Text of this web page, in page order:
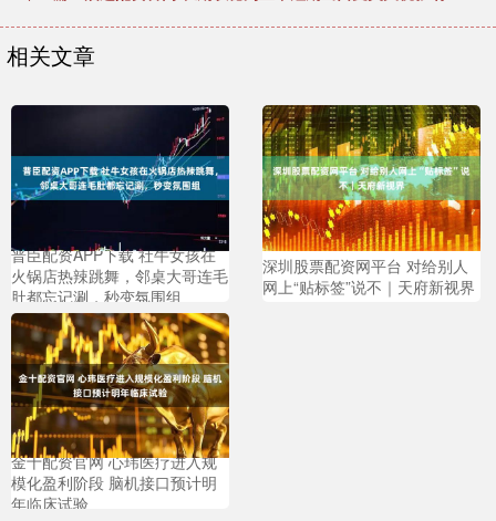
相关文章
普臣配资APP下载 社牛女孩在
火锅店热辣跳舞，邻桌大哥连毛
肚都忘记涮，秒变氛围组
深圳股票配资网平台 对给别人
网上“贴标签”说不｜天府新视界
金十配资官网 心玮医疗进入规
模化盈利阶段 脑机接口预计明
年临床试验